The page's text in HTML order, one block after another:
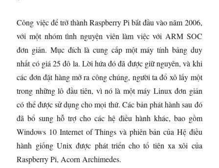
Công việc để trở thành Raspberry Pi bắt đầu vào năm 2006,
với một nhóm tình nguyện viên làm việc với ARM SOC
đơn giản. Mục đích là cung cấp một máy tính bảng duy
nhất có giá 25 đô la. Lời hứa đó đã được giữ nguyên, và khi
các đơn đặt hàng mở ra công chúng, người ta đổ xô lấy một
trong những lô đầu tiên, vì nó là một máy Linux đơn giản
có thể được sử dụng cho mọi thứ. Các bản phát hành sau đó
đã bổ sung hỗ trợ cho các hệ điều hành khác, bao gồm
Windows 10 Internet of Things và phiên bản của Hệ điều
hành giống Unix được phát triển cho tổ tiên xa xôi của
Raspberry Pi, Acorn Archimedes.